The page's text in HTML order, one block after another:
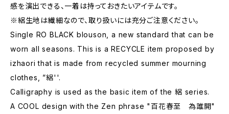
感を演出できる、一着は持っておきたいアイテムです。
※絽生地は繊細なので、取り扱いには充分ご注意ください。
Single RO BLACK blouson, a new standard that can be
worn all seasons. This is a RECYCLE item proposed by
izhaori that is made from recycled summer mourning
clothes, ”絽''.
Calligraphy is used as the basic item of the 絽 series.
A COOL design with the Zen phrase "百花春至 為誰開"